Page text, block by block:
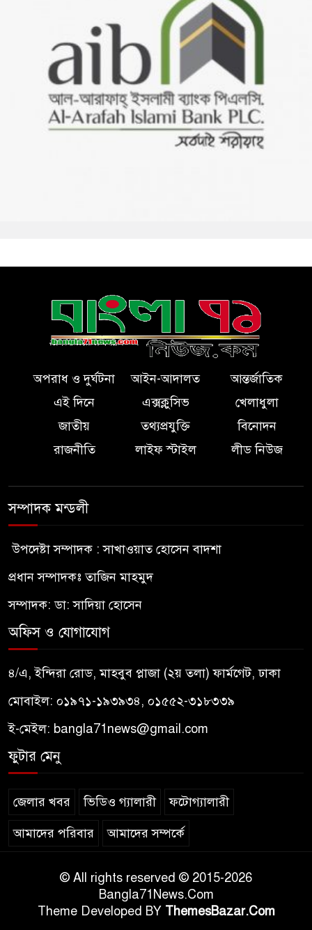
অপরাধ ও দুর্ঘটনা আইন-আদালত
আন্তর্জাতিক
এই দিনে
এক্সক্লুসিভ
খেলাধুলা
জাতীয়
তথ্যপ্রযুক্তি
বিনোদন
রাজনীতি
লাইফ স্টাইল লীড নিউজ
সম্পাদক মন্ডলী
উপদেষ্টা সম্পাদক : সাখাওয়াত হোসেন বাদশা
প্রধান সম্পাদকঃ তাজিন মাহমুদ
সম্পাদক: ডা: সাদিয়া হোসেন
অফিস ও যোগাযোগ
৪/এ, ইন্দিরা রোড, মাহবুব প্লাজা (২য় তলা) ফার্মগেট, ঢাকা
মোবাইল: ০১৯৭১-১৯৩৯৩৪, ০১৫৫২-৩১৮৩৩৯
ই-মেইল: bangla71news@gmail.com
ফুটার মেনু
জেলার খবর ভিডিও গ্যালারী ফটোগ্যালারী
আমাদের পরিবার আমাদের সম্পর্কে
© All rights reserved © 2015-2026
Bangla71News.Com
Theme Developed BY ThemesBazar.Com